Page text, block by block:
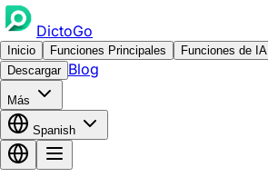
DictoGo
Inicio Funciones Principales Funciones de IA
Descargar Blog
Más
Spanish